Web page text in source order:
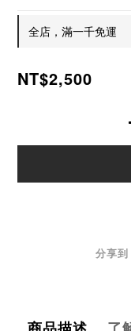
全店，滿一千免運
NT$2,500
分享到